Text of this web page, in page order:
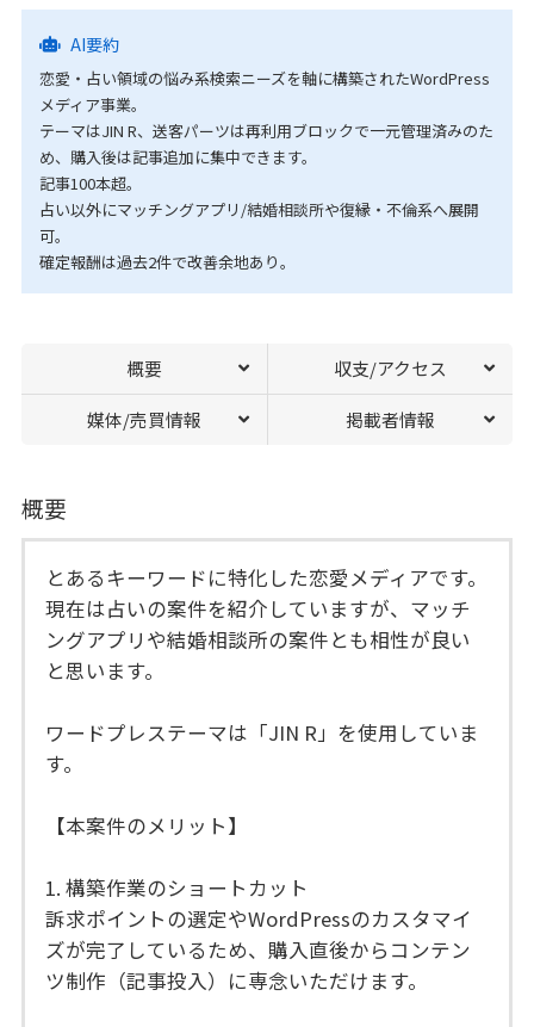
AI要約
恋愛・占い領域の悩み系検索ニーズを軸に構築されたWordPress
メディア事業。
テーマはJIN R、送客パーツは再利用ブロックで一元管理済みのた
め、購入後は記事追加に集中できます。
記事100本超。
占い以外にマッチングアプリ/結婚相談所や復縁・不倫系へ展開
可。
確定報酬は過去2件で改善余地あり。
概要 収支/アクセス
媒体/売買情報 掲載者情報
概要
とあるキーワードに特化した恋愛メディアです。
現在は占いの案件を紹介していますが、マッチ
ングアプリや結婚相談所の案件とも相性が良い
と思います。
ワードプレステーマは「JIN R」を使用していま
す。
【本案件のメリット】
1. 構築作業のショートカット
訴求ポイントの選定やWordPressのカスタマイ
ズが完了しているため、購入直後からコンテン
ツ制作（記事投入）に専念いただけます。